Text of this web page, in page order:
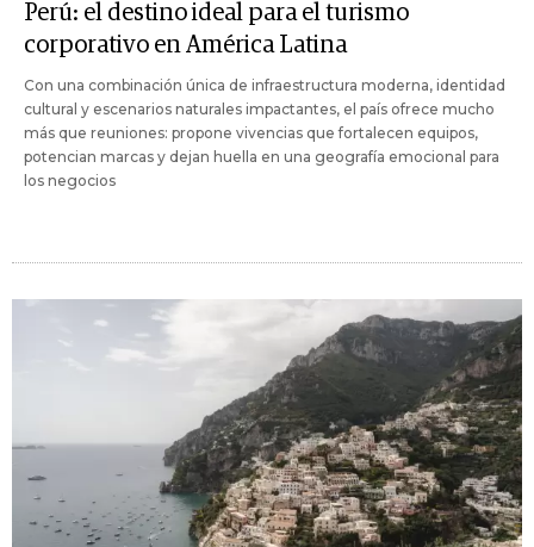
Perú: el destino ideal para el turismo
corporativo en América Latina
Con una combinación única de infraestructura moderna, identidad
cultural y escenarios naturales impactantes, el país ofrece mucho
más que reuniones: propone vivencias que fortalecen equipos,
potencian marcas y dejan huella en una geografía emocional para
los negocios